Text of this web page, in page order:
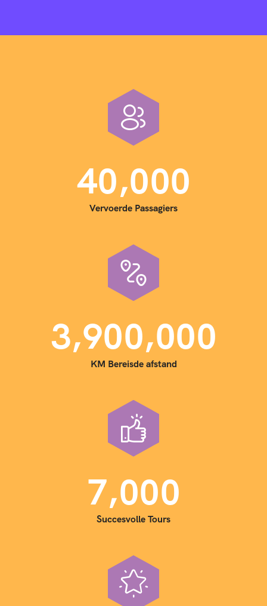
40,000
Vervoerde Passagiers
3,900,000
KM Bereisde afstand
7,000
Succesvolle Tours